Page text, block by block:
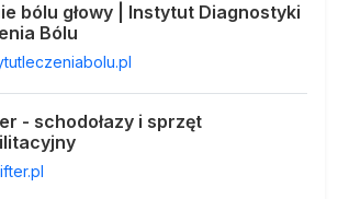
bólu głowy | Instytut Diagnostyki
Bólu
- schodołazy i sprzęt